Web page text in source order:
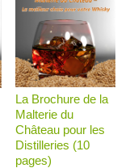
La Brochure de la
Malterie du
Château pour les
Distilleries (10
pages)